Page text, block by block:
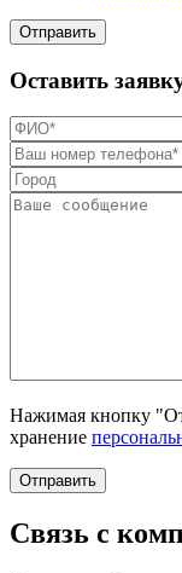
Отправить
Оставить
Нажимая кнопку
хранение
Отправить
Связь с